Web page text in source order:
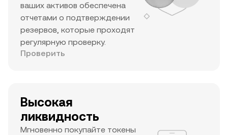
ваших активов обеспечена
отчетами о подтверждении
резервов, которые проходят
регулярную проверку.
Проверить
Высокая
ликвидность
Мгновенно покупайте токены